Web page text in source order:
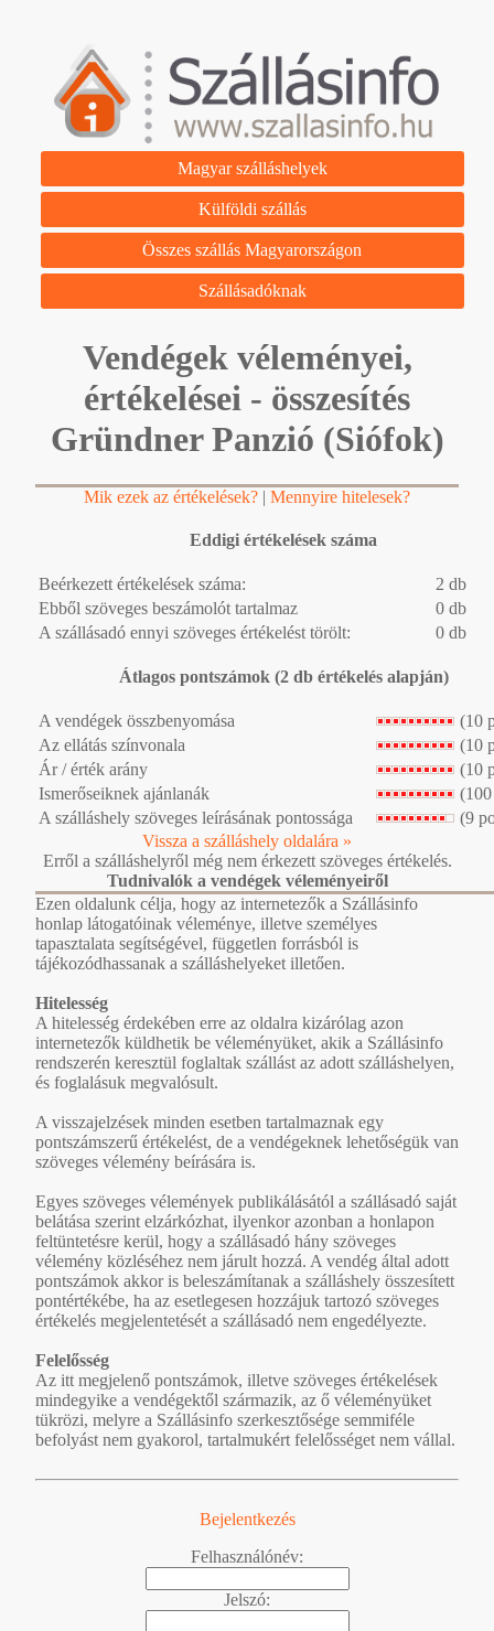
Magyar szálláshelyek
Külföldi szállás
Összes szállás Magyarországon
Szállásadóknak
Vendégek véleményei,
értékelései - összesítés
Gründner Panzió (Siófok)
Mik ezek az értékelések? | Mennyire hitelesek?
Eddigi értékelések száma
Beérkezett értékelések száma:
2 db
Ebből szöveges beszámolót tartalmaz
0 db
A szállásadó ennyi szöveges értékelést törölt:
0 db
Átlagos pontszámok (2 db értékelés alapján)
A vendégek összbenyomása
(10
Az ellátás színvonala
(10
Ár / érték arány
(10
Ismerőseiknek ajánlanák
A szálláshely szöveges leírásának pontossága
(9
Vissza a szálláshely oldalára »
Erről a szálláshelyről még nem érkezett szöveges értékelés.
Tudnivalók a vendégek véleményeiről
Ezen oldalunk célja, hogy az internetezők a Szállásinfo
honlap látogatóinak véleménye, illetve személyes
tapasztalata segítségével, független forrásból is
tájékozódhassanak a szálláshelyeket illetően.
Hitelesség
A hitelesség érdekében erre az oldalra kizárólag azon
internetezők küldhetik be véleményüket, akik a Szállásinfo
rendszerén keresztül foglaltak szállást az adott szálláshelyen,
és foglalásuk megvalósult.
A visszajelzések minden esetben tartalmaznak egy
pontszámszerű értékelést, de a vendégeknek lehetőségük van
szöveges vélemény beírására is.
Egyes szöveges vélemények publikálásától a szállásadó saját
belátása szerint elzárkózhat, ilyenkor azonban a honlapon
feltüntetésre kerül, hogy a szállásadó hány szöveges
vélemény közléséhez nem járult hozzá. A vendég által adott
pontszámok akkor is beleszámítanak a szálláshely összesített
pontértékébe, ha az esetlegesen hozzájuk tartozó szöveges
értékelés megjelentetését a szállásadó nem engedélyezte.
Felelősség
Az itt megjelenő pontszámok, illetve szöveges értékelések
mindegyike a vendégektől származik, az ő véleményüket
tükrözi, melyre a Szállásinfo szerkesztősége semmiféle
befolyást nem gyakorol, tartalmukért felelősséget nem vállal.
Bejelentkezés
Felhasználónév:
Jelszó: